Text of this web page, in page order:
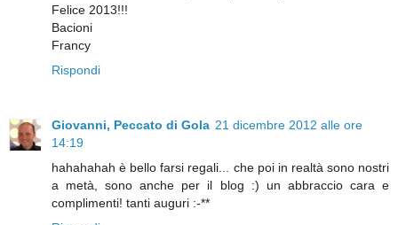
Felice 2013!!!
Bacioni
Francy
Rispondi
Giovanni, Peccato di Gola 21 dicembre 2012 alle ore
14:19
hahahahah è bello farsi regali... che poi in realtà sono nostri
a metà, sono anche per il blog :) un abbraccio cara e
complimenti! tanti auguri :-**